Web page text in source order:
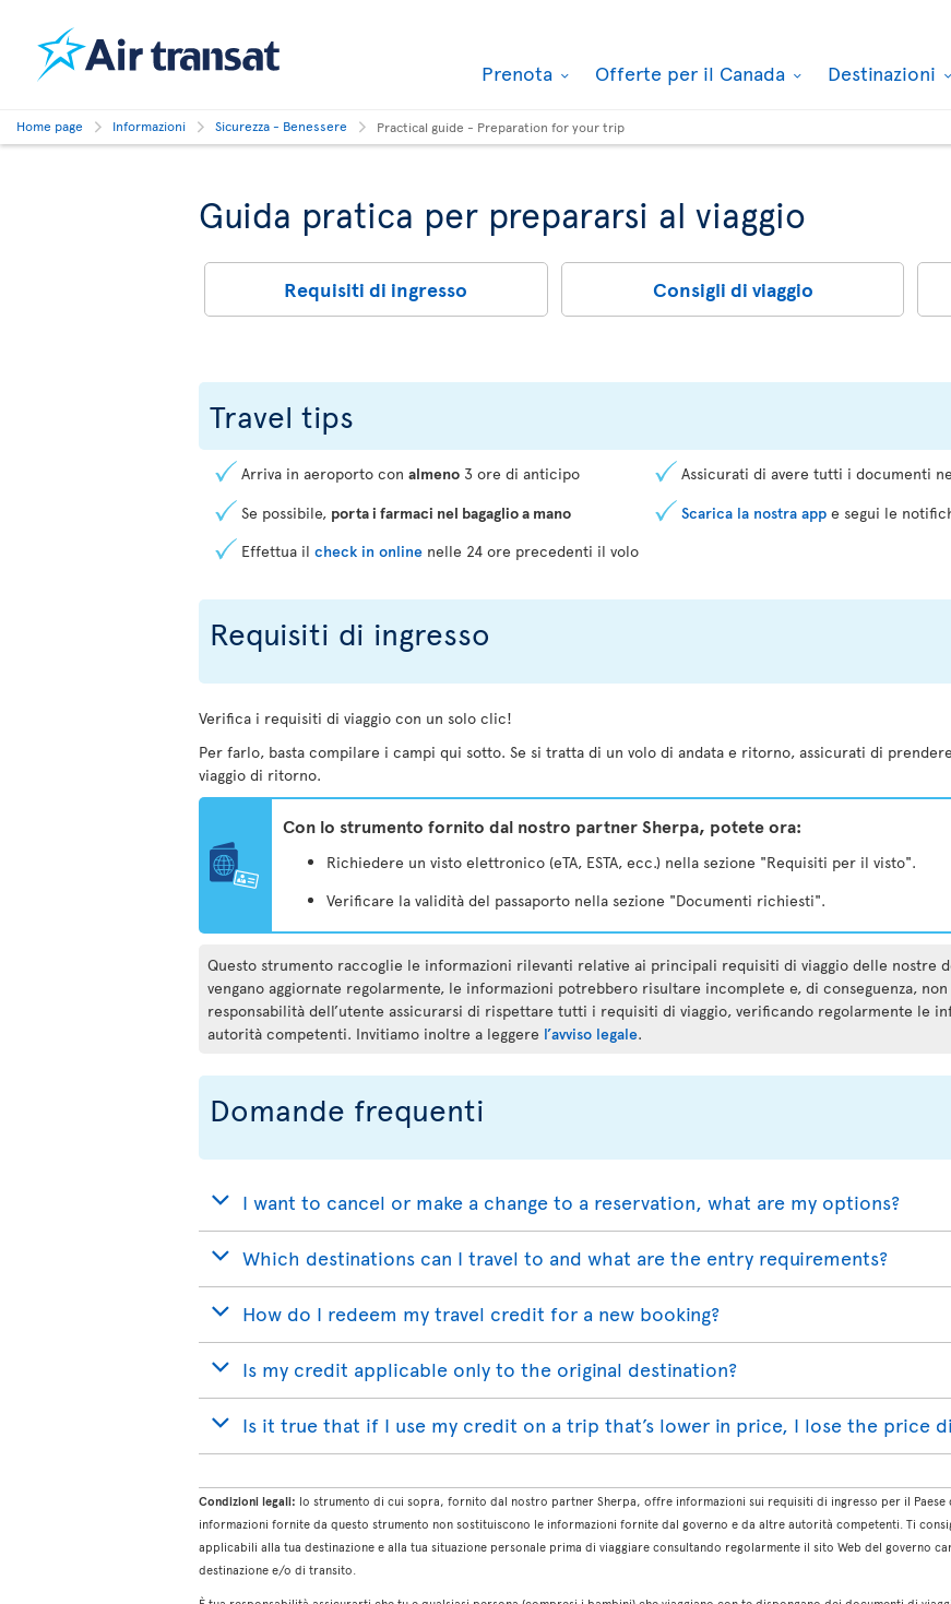
Prenota Offerte per il Canada Destinazioni
Home page Informazioni Sicurezza - Benessere Practical guide - Preparation for your trip
Guida pratica per prepararsi al viaggio
Requisiti di ingresso Consigli di viaggio
Travel tips
Arriva in aeroporto con almeno 3 ore di anticipo
Se possibile, porta i farmaci nel bagaglio a mano
Effettua il check in online nelle 24 ore precedenti il volo
Assicurati di avere tutti i documenti
Scarica la nostra app e segui le
Requisiti di ingresso
Verifica i requisiti di viaggio con un solo clic!
Per farlo, basta compilare i campi qui sotto. Se si tratta di un volo di andata e ritorno, assicurati di
viaggio di ritorno.
Con lo strumento fornito dal nostro partner Sherpa, potete ora:
Richiedere un visto elettronico (eTA, ESTA, ecc.) nella sezione "Requisiti per il visto".
Verificare la validità del passaporto nella sezione "Documenti richiesti".
Questo strumento raccoglie le informazioni rilevanti relative ai principali requisiti di viaggio delle nostre
vengano aggiornate regolarmente, le informazioni potrebbero risultare incomplete e, di conseguenza,
responsabilità dell’utente assicurarsi di rispettare tutti i requisiti di viaggio, verificando regolarmente le
autorità competenti. Invitiamo inoltre a leggere l’avviso legale.
Domande frequenti
I want to cancel or make a change to a reservation, what are my options?
Which destinations can I travel to and what are the entry requirements?
How do I redeem my travel credit for a new booking?
Is my credit applicable only to the original destination?
Is it true that if I use my credit on a trip that’s lower in price, I lose the price
Condizioni legali: lo strumento di cui sopra, fornito dal nostro partner Sherpa, offre informazioni sui requisiti di ingresso per il
informazioni fornite da questo strumento non sostituiscono le informazioni fornite dal governo e da altre autorità competenti. Ti
applicabili alla tua destinazione e alla tua situazione personale prima di viaggiare consultando regolarmente il sito Web del governo
destinazione e/o di transito.